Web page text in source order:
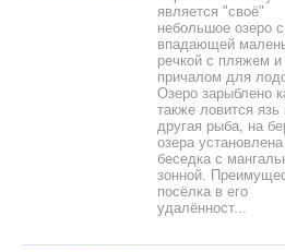
является "своё"
небольшое озеро с
впадающей
речкой с пляжем и
причалом для
Озеро зарыблено
также ловится язь
другая рыба, на
озера установлена
беседка с
зонной.
посёлка в его
удалённост...